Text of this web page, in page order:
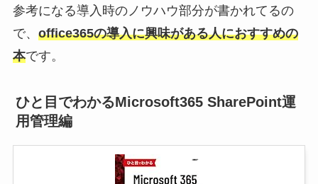
参考になる導入時のノウハウ部分が書かれてるの
で、 office365の導入に興味がある人におすすめの
本です。
ひと目でわかるMicrosoft365 SharePoint運
用管理編